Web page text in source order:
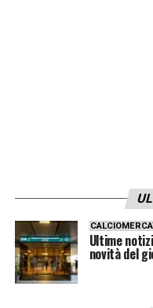
Ultime
novità del